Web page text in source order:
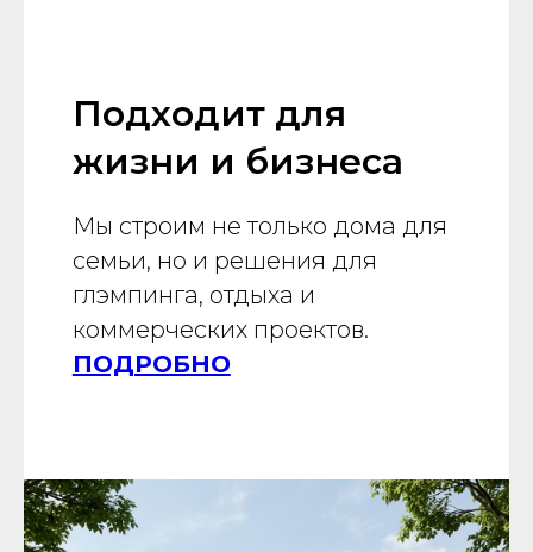
Подходит для
жизни и бизнеса
Мы строим не только дома для
семьи, но и решения для
глэмпинга, отдыха и
коммерческих проектов.
ПОДРОБНО